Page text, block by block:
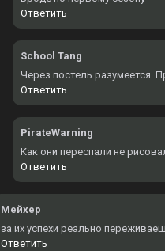
Ответить
School Tang
Через постель разумеется.
Ответить
PirateWarning
Как они переспали не
Ответить
Мейхер
за их успехи реально
Ответить